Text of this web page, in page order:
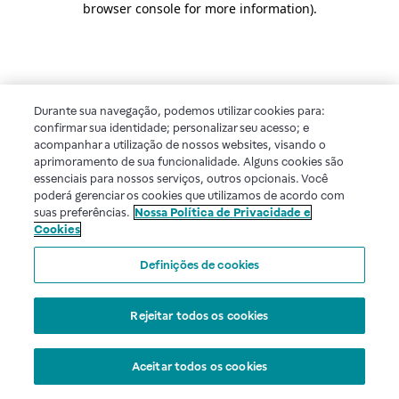
browser console for more information).
Durante sua navegação, podemos utilizar cookies para:
confirmar sua identidade; personalizar seu acesso; e
acompanhar a utilização de nossos websites, visando o
aprimoramento de sua funcionalidade. Alguns cookies são
essenciais para nossos serviços, outros opcionais. Você
poderá gerenciar os cookies que utilizamos de acordo com
suas preferências. Nossa Política de Privacidade e
Cookies
Definições de cookies
Rejeitar todos os cookies
Aceitar todos os cookies